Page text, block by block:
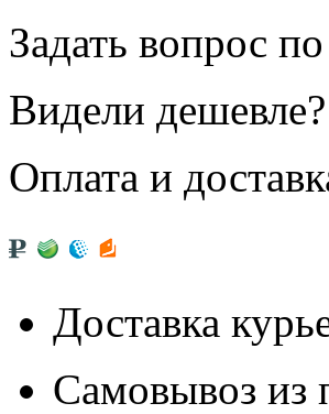
Задать вопрос
Видели дешевле?
Оплата и
Доставка
Самовывоз из